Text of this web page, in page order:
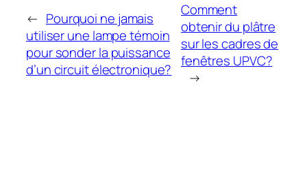
← Pourquoi ne jamais
utiliser une lampe témoin
pour sonder la puissance
d’un circuit électronique?
Comment
obtenir du plâtre
sur les cadres de
fenêtres UPVC?
→